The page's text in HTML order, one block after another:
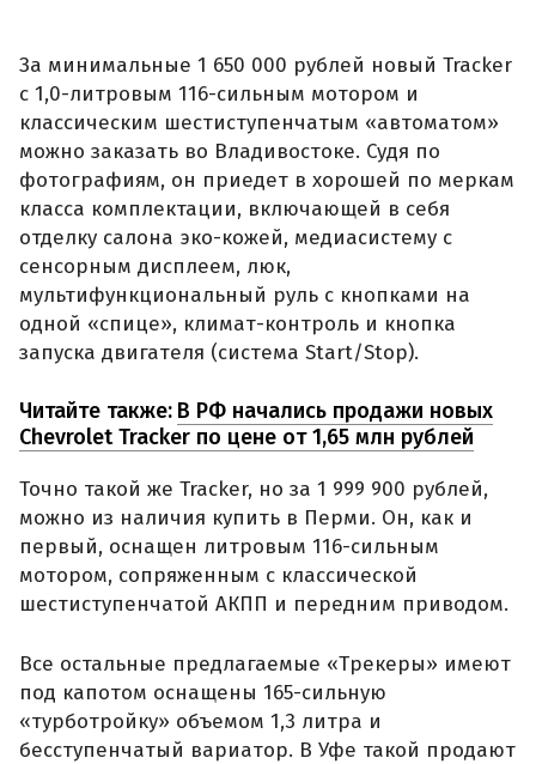
За минимальные 1 650 000 рублей новый Tracker
с 1,0-литровым 116-сильным мотором и
классическим шестиступенчатым «автоматом»
можно заказать во Владивостоке. Судя по
фотографиям, он приедет в хорошей по меркам
класса комплектации, включающей в себя
отделку салона эко-кожей, медиасистему с
сенсорным дисплеем, люк,
мультифункциональный руль с кнопками на
одной «спице», климат-контроль и кнопка
запуска двигателя (система Start/Stop).
Читайте также: В РФ начались продажи новых
Chevrolet Tracker по цене от 1,65 млн рублей
Точно такой же Tracker, но за 1 999 900 рублей,
можно из наличия купить в Перми. Он, как и
первый, оснащен литровым 116-сильным
мотором, сопряженным с классической
шестиступенчатой АКПП и передним приводом.
Все остальные предлагаемые «Трекеры» имеют
под капотом оснащены 165-сильную
«турботройку» объемом 1,3 литра и
бесступенчатый вариатор. В Уфе такой продают